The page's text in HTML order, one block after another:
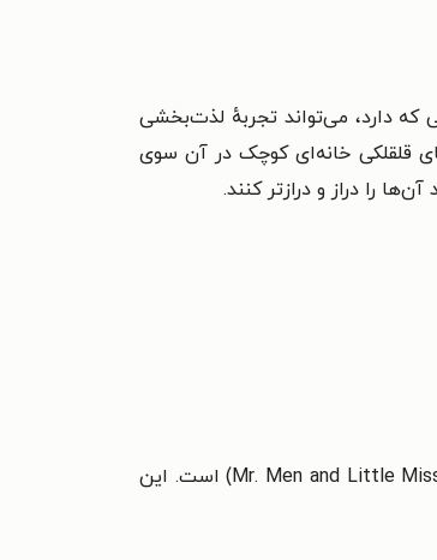
که دارد، می‌تواند تجربهٔ لذت‌بخشی
قلقلکی خانه‌ای کوچک در آن سوی
را دراز و درازتر کنند.
راجر هارگریوز (Roger Hargreaves) در ۹ مه ۱۹۳۵ زاده شد. او نویسندهٔ مجموعه کتاب‌های کودکان با عنوان «آقا و خانم کوچولو» (Mr. Men and Little Miss) است. این